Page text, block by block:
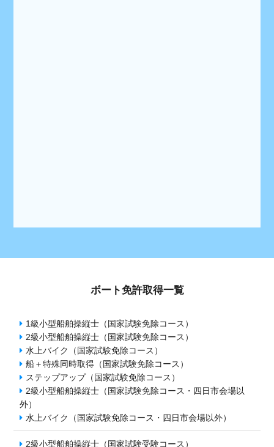
ボート免許取得一覧
1級小型船舶操縦士（国家試験免除コース）
2級小型船舶操縦士（国家試験免除コース）
水上バイク（国家試験免除コース）
船＋特殊同時取得（国家試験免除コース）
ステップアップ（国家試験免除コース）
2級小型船舶操縦士（国家試験免除コース・四日市会場以
外）
水上バイク（国家試験免除コース・四日市会場以外）
2級小型船舶操縦士（国家試験受験コース）